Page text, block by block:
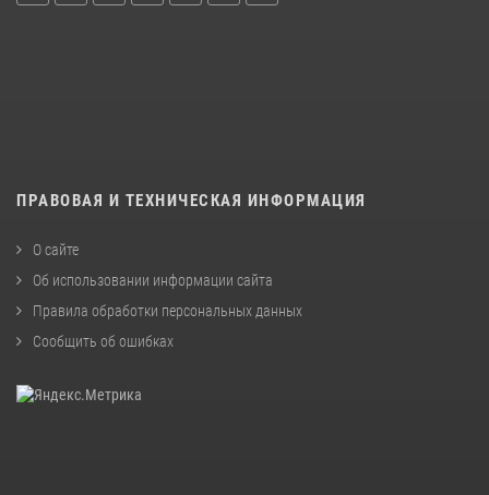
ПРАВОВАЯ И ТЕХНИЧЕСКАЯ ИНФОРМАЦИЯ
О сайте
Об использовании информации сайта
Правила обработки персональных данных
Сообщить об ошибках